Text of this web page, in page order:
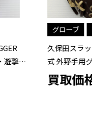
硬
グローブ
久保田スラ
式 外野手
買取